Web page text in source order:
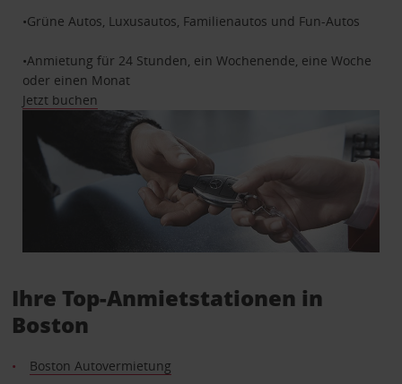
•Grüne Autos, Luxusautos, Familienautos und Fun-Autos
•Anmietung für 24 Stunden, ein Wochenende, eine Woche
oder einen Monat
Jetzt buchen
Ihre Top-Anmietstationen in
Boston
Boston Autovermietung